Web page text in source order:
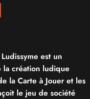
est un
la création ludique
la Carte à Jouer et les
le jeu de société